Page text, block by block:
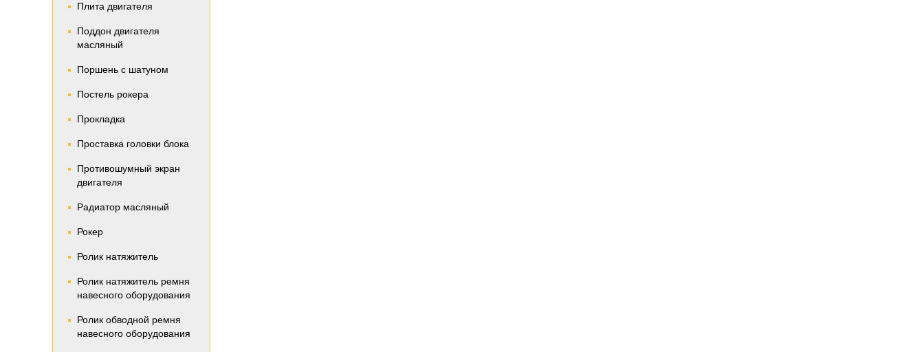
Плита двигателя
Поддон двигателя
масляный
Поршень с шатуном
Постель рокера
Прокладка
Проставка головки блока
Противошумный экран
двигателя
Радиатор масляный
Рокер
Ролик натяжитель
Ролик натяжитель ремня
навесного оборудования
Ролик обводной ремня
навесного оборудования